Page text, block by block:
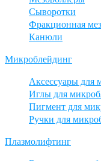
Сыворотки
Фракционная
Канюли
Микроблейдинг
Аксессуары для
Иглы для
Пигмент для
Ручки для
Плазмолифтинг